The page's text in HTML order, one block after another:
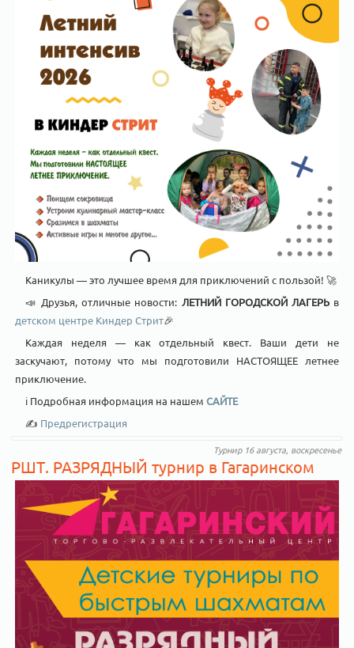
Каникулы — это лучшее время для приключений с пользой! 🚀
📣 Друзья, отличные новости: ЛЕТНИЙ ГОРОДСКОЙ ЛАГЕРЬв
детском центре Киндер Стрит🎉
Каждая неделя — как отдельный квест. Ваши дети не
заскучают, потому что мы подготовили НАСТОЯЩЕЕ летнее
приключение.
ℹ️ Подробная информация на нашемСАЙТЕ
✍️ Предрегистрация
Турнир 16 августа, воскресенье
РШТ. РАЗРЯДНЫЙ турнир в Гагаринском